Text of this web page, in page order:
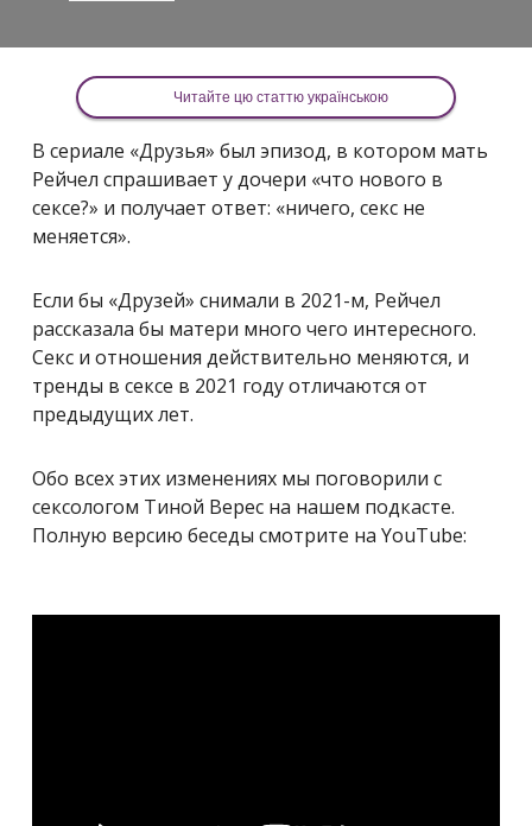
Читайте цю статтю українською
В сериале «Друзья» был эпизод, в котором мать
Рейчел спрашивает у дочери «что нового в
сексе?» и получает ответ: «ничего, секс не
меняется».
Если бы «Друзей» снимали в 2021-м, Рейчел
рассказала бы матери много чего интересного.
Секс и отношения действительно меняются, и
тренды в сексе в 2021 году отличаются от
предыдущих лет.
Обо всех этих изменениях мы поговорили с
сексологом Тиной Верес на нашем подкасте.
Полную версию беседы смотрите на YouTube: